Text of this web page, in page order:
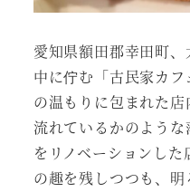
愛知県額田郡幸田町
中に佇む「古民家カ
の温もりに包まれた
流れているかのよう
をリノベーションし
の趣を残しつつも、